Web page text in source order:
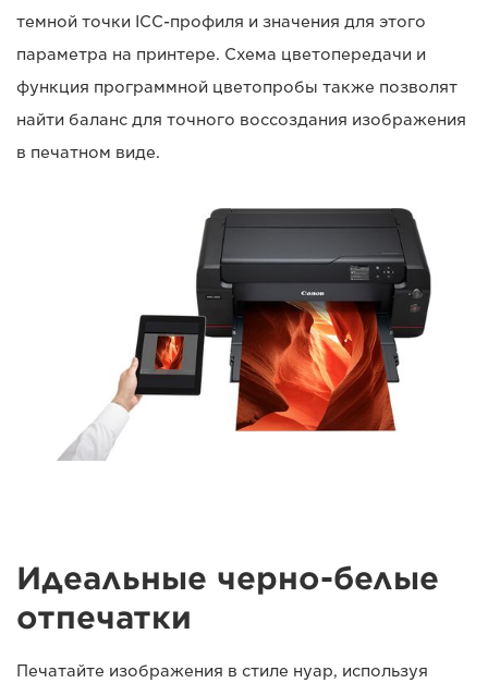
темной точки ICC-профиля и значения для этого
параметра на принтере. Схема цветопередачи и
функция программной цветопробы также позволят
найти баланс для точного воссоздания изображения
в печатном виде.
Идеальные черно-белые
отпечатки
Печатайте изображения в стиле нуар, используя